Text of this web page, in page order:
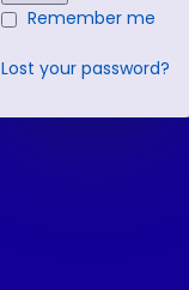
Remember me
Lost your password?